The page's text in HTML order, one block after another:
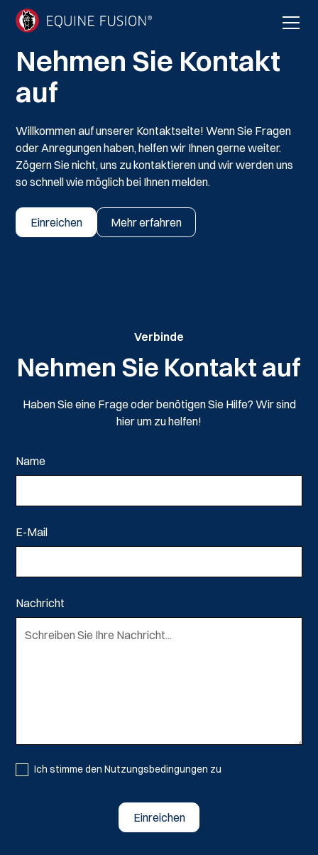
Nehmen Sie Kontakt
auf
Willkommen auf unserer Kontaktseite! Wenn Sie Fragen
oder Anregungen haben, helfen wir Ihnen gerne weiter.
Zögern Sie nicht, uns zu kontaktieren und wir werden uns
so schnell wie möglich bei Ihnen melden.
Einreichen Mehr erfahren
Verbinde
Nehmen Sie Kontakt auf
Haben Sie eine Frage oder benötigen Sie Hilfe? Wir sind
hier um zu helfen!
Name
E-Mail
Nachricht
Ich stimme den Nutzungsbedingungen zu